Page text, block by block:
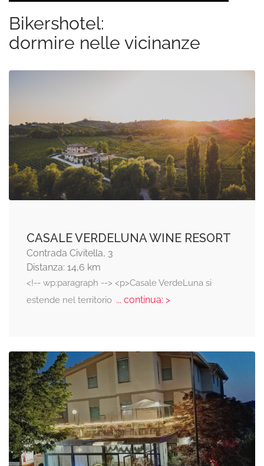
Bikershotel:
dormire nelle vicinanze
CASALE VERDELUNA WINE RESORT
Contrada Civitella, 3
Distanza: 14,6 km
<!-- wp:paragraph --> <p>Casale VerdeLuna si
estende nel territorio... continua: >